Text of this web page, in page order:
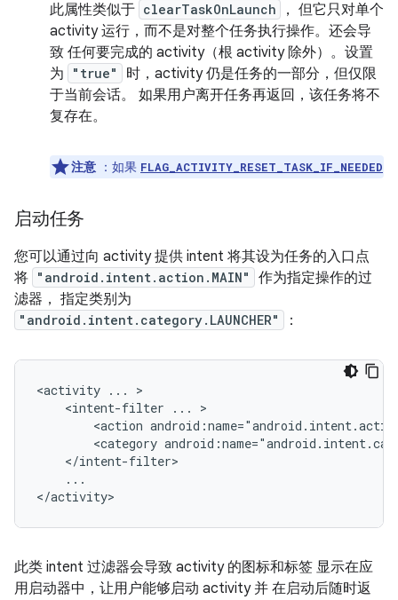
此属性类似于 clearTaskOnLaunch
， 但它只对单个
activity 运行，而不是对整个任务执行操作。还会导
致 任何要完成的 activity（根 activity 除外）。设置
为
"true"
时，activity 仍是任务的一部分，但仅限
于当前会话。 如果用户离开任务再返回，该任务将不
复存在。
注意 ：如果 FLAG_ACTIVITY_RESET_TASK_IF_NEEDED
启动任务
您可以通过向 activity 提供 intent 将其设为任务的入口点
将 "android.intent.action.MAIN"
作为指定操作的过
滤器， 指定类别为
"android.intent.category.LAUNCHER" ：
<activity ...
<intent-filter
...
<action
<category
...
此类 intent 过滤器会导致 activity 的图标和标签 显示在应
用启动器中，让用户能够启动 activity 并 在启动后随时返